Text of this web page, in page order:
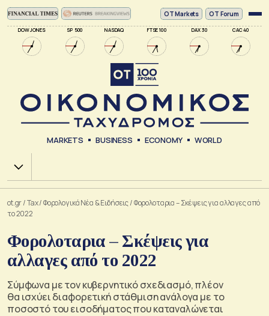
DOW JONES SP 500 NASDAQ FTSE 100 DAX 30 CAC 40
ΟΤ Markets OT Forum
MARKETS BUSINESS ECONOMY WORLD
Χ.Α.
ot.gr/Tax/Φορολογικά Νέα & Eιδήσεις/Φορολοταρια – Σκέψεις για αλλαγες από
το 2022
Φορολοταρια – Σκέψεις για
αλλαγες από το 2022
Σύμφωνα με τον κυβερνητικό σχεδιασμό, πλέον
θα ισχύει διαφορετική στάθμιση ανάλογα με το
ποσοστό του εισοδήματος που καταναλώνεται